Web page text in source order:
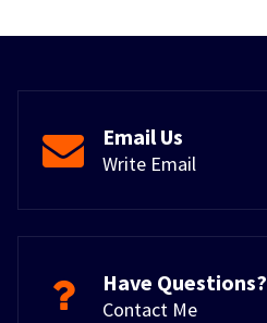
Email Us
Write Email
Have Questions?
Contact Me